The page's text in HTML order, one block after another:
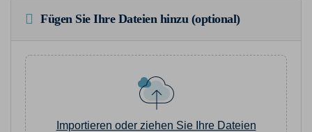
Fügen Sie Ihre Dateien hinzu (optional)
Importieren oder ziehen Sie Ihre Dateien